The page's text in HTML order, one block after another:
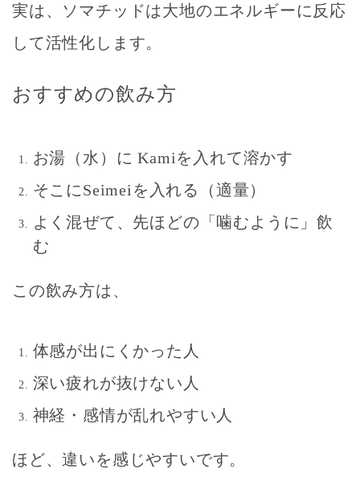
実は、ソマチッドは大地のエネルギーに反応
して活性化します。
おすすめの飲み方
お湯（水）に Kamiを入れて溶かす
そこにSeimeiを入れる（適量）
よく混ぜて、先ほどの「噛むように」飲
む
この飲み方は、
体感が出にくかった人
深い疲れが抜けない人
神経・感情が乱れやすい人
ほど、違いを感じやすいです。